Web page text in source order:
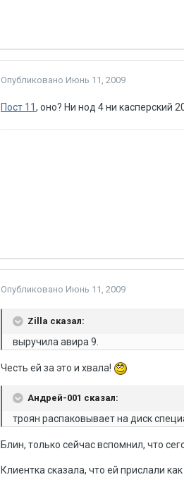
Опубликовано Июнь 11, 2009
Пост 11, оно? Ни нод 4 ни касперский
Опубликовано Июнь 11, 2009
Zilla сказал:
выручила авира 9.
Честь ей за это и хвала!
Андрей-001 сказал:
троян распаковывает на диск
Блин, только сейчас вспомнил, что
Клиентка сказала, что ей прислали